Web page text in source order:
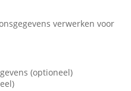
verwerken voor
(optioneel)